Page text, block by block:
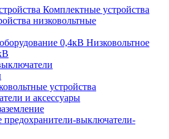
Комплектные устройства
низковольтные
Низковольтное
устройства
и аксессуары
выключатели-